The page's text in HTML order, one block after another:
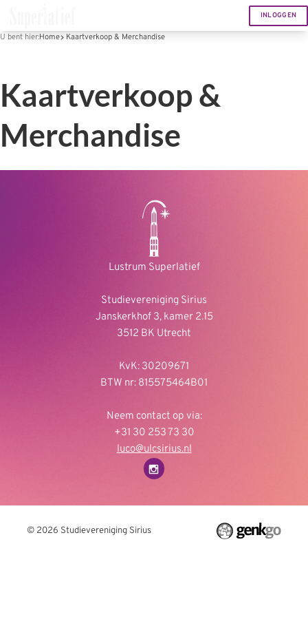
INLOGGEN
U bent hier:Home Kaartverkoop & Merchandise
Kaartverkoop &
Merchandise
Lustrum Superlatief
Studievereniging Sirius
Janskerkhof 3, kamer 2.15
3512 BK Utrecht
KvK: 30209671
BTW nr: 815575464B01
Neem contact op via:
+31 30 253 73 30
luco@ulcsirius.nl
© 2026 Studievereniging Sirius